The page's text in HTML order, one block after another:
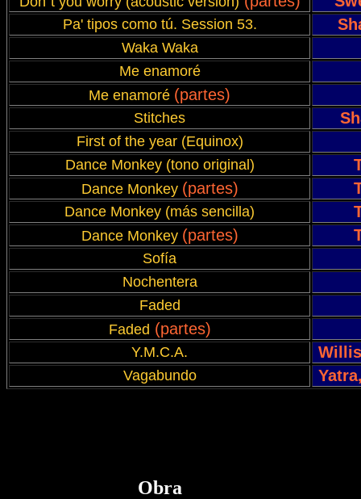
Pa' tipos como tú. Session 53.
Waka Waka
Me enamoré
Me enamoré (partes)
Stitches
First of the year (Equinox)
Dance Monkey (tono original)
Dance Monkey (partes)
Dance Monkey (más sencilla)
Dance Monkey (partes)
Sofía
Nochentera
Faded
Faded (partes)
Y.M.C.A.
Vagabundo
Obra